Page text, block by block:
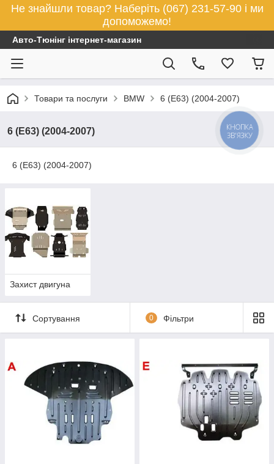
Не знайшли товар? Наберіть (067) 231-57-90 і ми
допоможемо!
Авто-Тюнінг інтернет-магазин
Товари та послуги BMW 6 (E63) (2004-2007)
6 (E63) (2004-2007)
6 (E63) (2004-2007)
Захист двигуна
Сортування 0 Фільтри
КНОПКА
ЗВ'ЯЗКУ